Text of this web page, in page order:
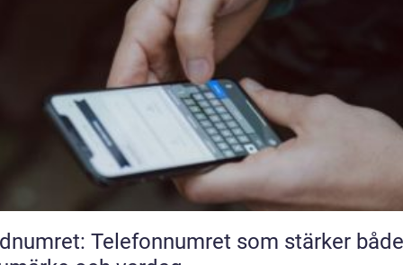
Telefonnumret som stärker både